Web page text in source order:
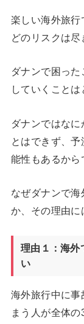
楽しい海外旅行
どのリスクは尽
ダナンで困っ
していくことは
ダナンではな
とはできず、
能性もあるから
なぜダナンで
か、その理由に
理由１：海外
い
海外旅行中に事
まう人が全体